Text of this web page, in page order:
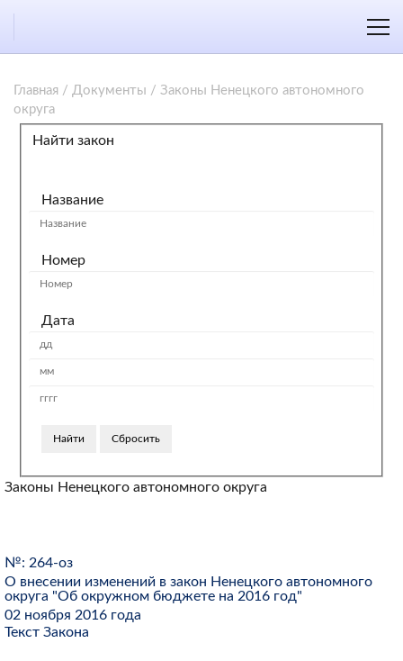
Главная / Документы / Законы Ненецкого автономного
округа
Найти закон
Название
Номер
Дата
Законы Ненецкого автономного округа
№: 264-оз
О внесении изменений в закон Ненецкого автономного
округа "Об окружном бюджете на 2016 год"
02 ноября 2016 года
Текст Закона